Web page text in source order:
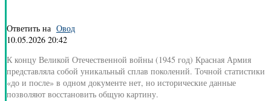
Ответить на Овод
10.05.2026 20:42
К концу Великой Отечественной войны (1945 год) Красная Армия
представляла собой уникальный сплав поколений. Точной статистики
«до и после» в одном документе нет, но исторические данные
позволяют восстановить общую картину.